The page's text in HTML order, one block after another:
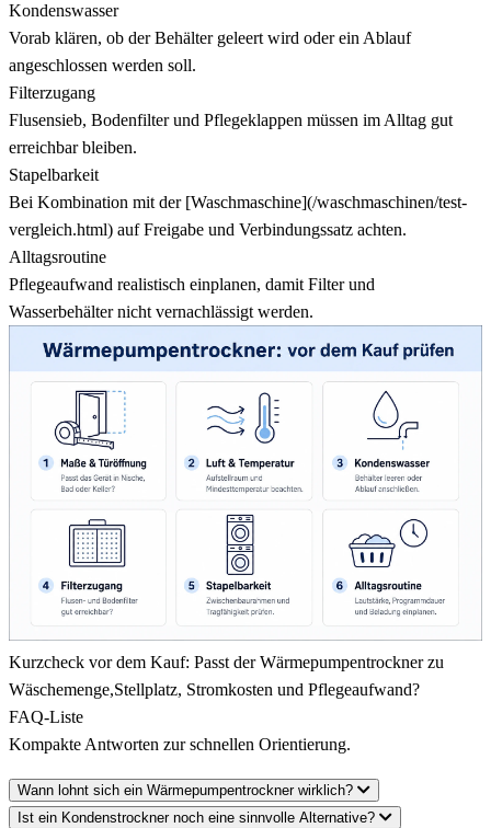
Kondenswasser
Vorab klären, ob der Behälter geleert wird oder ein Ablauf
angeschlossen werden soll.
Filterzugang
Flusensieb, Bodenfilter und Pflegeklappen müssen im Alltag gut
erreichbar bleiben.
Stapelbarkeit
Bei Kombination mit der [Waschmaschine](/waschmaschinen/test-
vergleich.html) auf Freigabe und Verbindungssatz achten.
Alltagsroutine
Pflegeaufwand realistisch einplanen, damit Filter und
Wasserbehälter nicht vernachlässigt werden.
Kurzcheck vor dem Kauf: Passt der Wärmepumpentrockner zu
Wäschemenge,Stellplatz, Stromkosten und Pflegeaufwand?
FAQ-Liste
Kompakte Antworten zur schnellen Orientierung.
Wann lohnt sich ein Wärmepumpentrockner wirklich?
Ist ein Kondenstrockner noch eine sinnvolle Alternative?